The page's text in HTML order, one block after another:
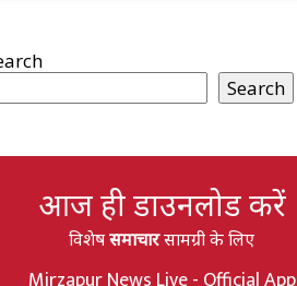
Search
आज ही डाउनलोड करें
विशेषसमाचारसामग्री के लिए